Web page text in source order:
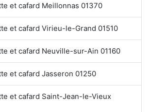
et cafard Meillonnas 01370
et cafard Virieu-le-Grand 01510
et cafard Neuville-sur-Ain 01160
et cafard Jasseron 01250
et cafard Saint-Jean-le-Vieux